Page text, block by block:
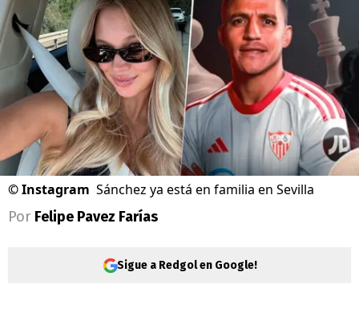
©Instagram Sánchez ya está en familia en Sevilla
Por Felipe Pavez Farías
Sigue a Redgol en Google!